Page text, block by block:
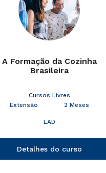
A Formação da Cozinha
Brasileira
Cursos Livres
Extensão
2 Meses
EAD
Detalhes do curso